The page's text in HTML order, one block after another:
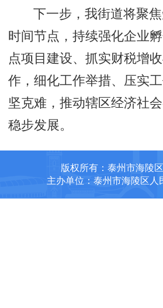
下一步，我街道将聚
时间节点，持续强化企业
点项目建设、抓实财税增
作，细化工作举措、压实
坚克难，推动辖区经济社
稳步发展。
版权所有：泰州市海陵
主办单位：泰州市海陵区人